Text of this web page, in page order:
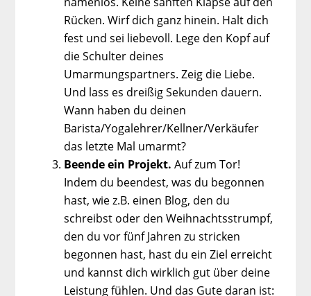
Rücken. Wirf dich ganz hinein. Halt dich
fest und sei liebevoll. Lege den Kopf auf
die Schulter deines
Umarmungspartners. Zeig die Liebe.
Und lass es dreißig Sekunden dauern.
Wann haben du deinen
Barista/Yogalehrer/Kellner/Verkäufer
das letzte Mal umarmt?
Beende ein Projekt. Auf zum Tor!
Indem du beendest, was du begonnen
hast, wie z.B. einen Blog, den du
schreibst oder den Weihnachtsstrumpf,
den du vor fünf Jahren zu stricken
begonnen hast, hast du ein Ziel erreicht
und kannst dich wirklich gut über deine
Leistung fühlen. Und das Gute daran ist: